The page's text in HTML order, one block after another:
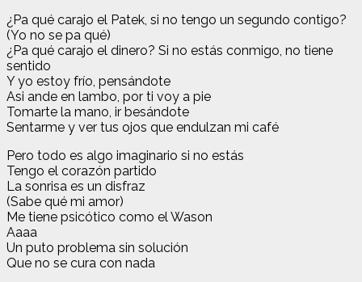
¿Pa qué carajo el Patek, si no tengo un segundo contigo?
(Yo no se pa qué)
¿Pa qué carajo el dinero? Si no estás conmigo, no tiene
sentido
Y yo estoy frío, pensándote
Asi ande en lambo, por ti voy a pie
Tomarte la mano, ir besándote
Sentarme y ver tus ojos que endulzan mi café
Pero todo es algo imaginario si no estás
Tengo el corazón partido
La sonrisa es un disfraz
(Sabe qué mi amor)
Me tiene psicótico como el Wason
Aaaa
Un puto problema sin solución
Que no se cura con nada